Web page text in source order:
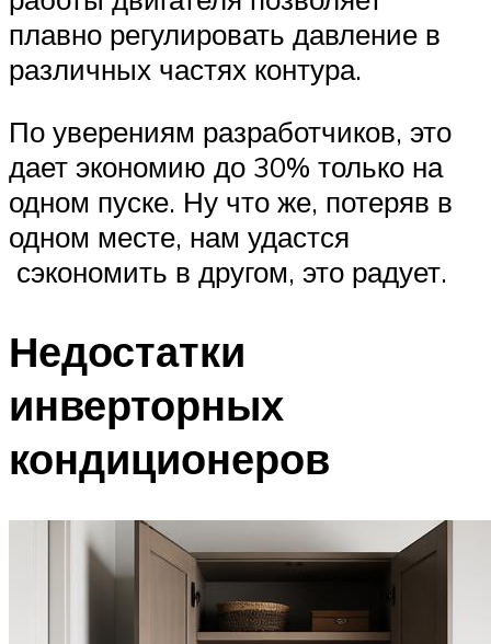
плавно регулировать давление в
различных частях контура.
По уверениям разработчиков, это
дает экономию до 30% только на
одном пуске. Ну что же, потеряв в
одном месте, нам удастся
сэкономить в другом, это радует.
Недостатки
инверторных
кондиционеров